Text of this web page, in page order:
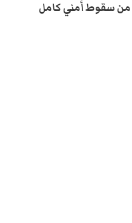
سقوط أمني كامل